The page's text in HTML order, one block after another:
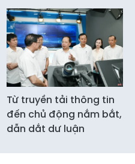
Từ truyền tải thông tin
đến chủ động nắm bắt,
dẫn dắt dư luận